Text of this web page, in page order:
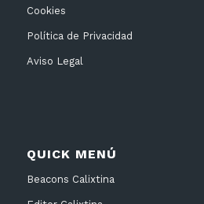
Cookies
Política de Privacidad
Aviso Legal
QUICK MENÚ
Beacons Calixtina